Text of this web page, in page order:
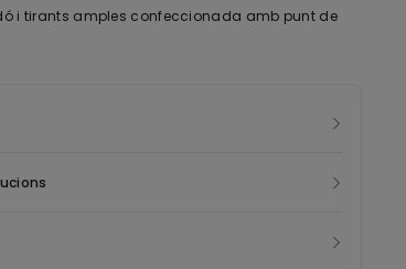
i tirants amples confeccionada amb punt de